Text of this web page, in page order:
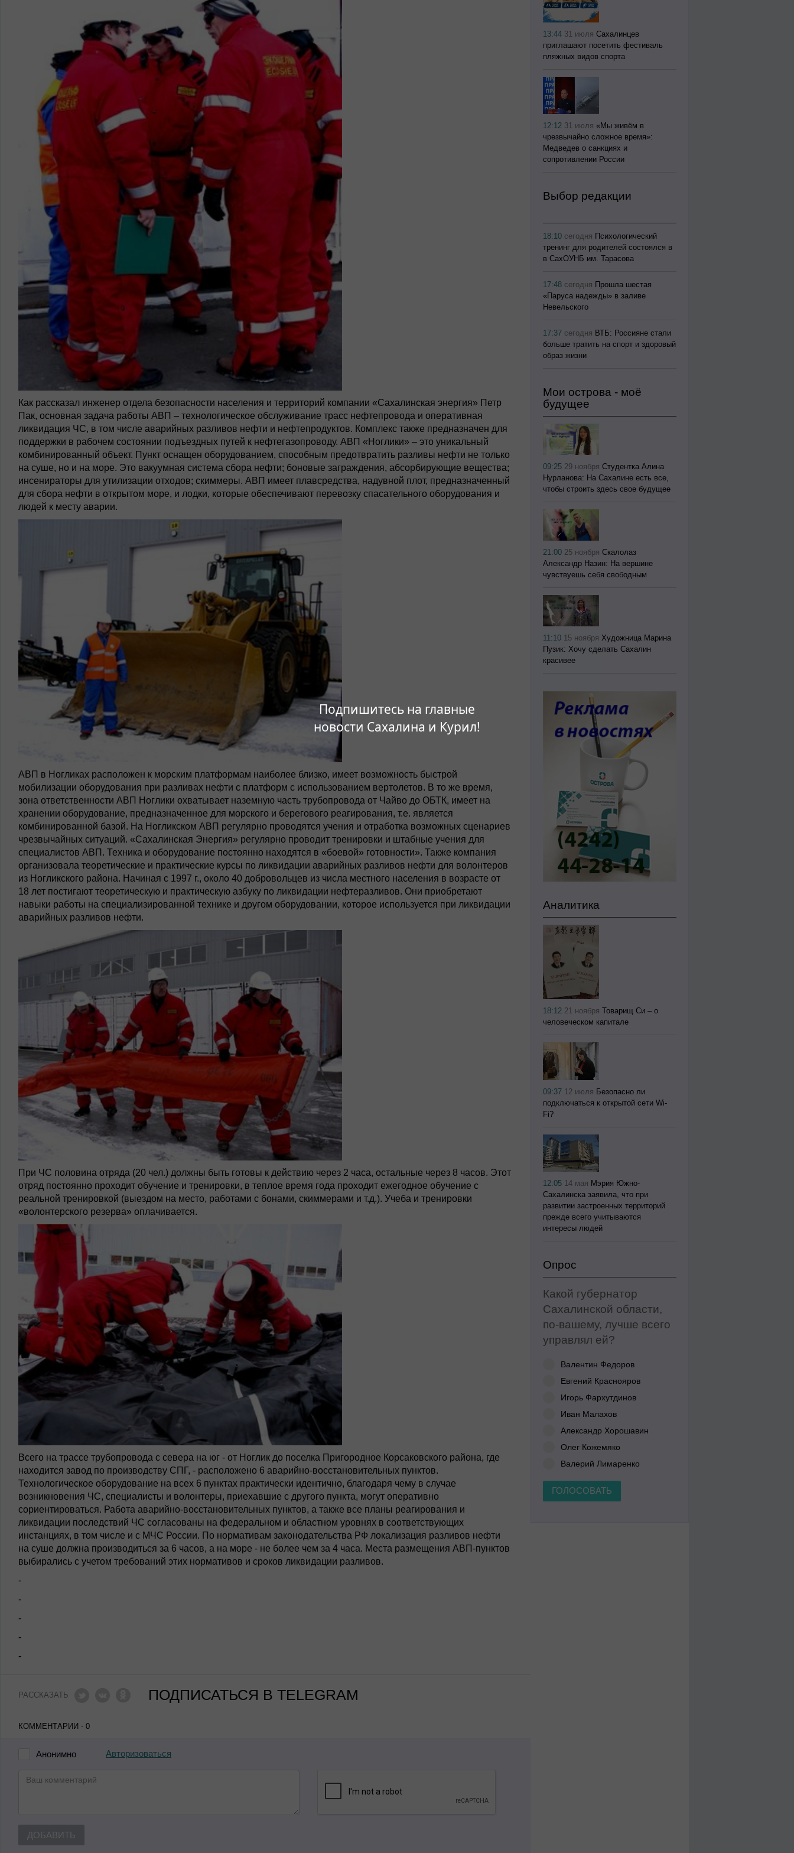
Подпишитесь на главные
новости Сахалина и Курил!
Как рассказал инженер отдела безопасности населения и территорий компании «Сахалинская энергия» Петр
Пак, основная задача работы АВП – технологическое обслуживание трасс нефтепровода и оперативная
ликвидация ЧС, в том числе аварийных разливов нефти и нефтепродуктов. Комплекс также предназначен для
поддержки в рабочем состоянии подъездных путей к нефтегазопроводу. АВП «Ноглики» – это уникальный
комбинированный объект. Пункт оснащен оборудованием, способным предотвратить разливы нефти не только
на суше, но и на море. Это вакуумная система сбора нефти; боновые заграждения, абсорбирующие вещества;
инсенираторы для утилизации отходов; скиммеры. АВП имеет плавсредства, надувной плот, предназначенный
для сбора нефти в открытом море, и лодки, которые обеспечивают перевозку спасательного оборудования и
людей к месту аварии.
АВП в Ногликах расположен к морским платформам наиболее близко, имеет возможность быстрой
мобилизации оборудования при разливах нефти с платформ с использованием вертолетов. В то же время,
зона ответственности АВП Ноглики охватывает наземную часть трубопровода от Чайво до ОБТК, имеет на
хранении оборудование, предназначенное для морского и берегового реагирования, т.е. является
комбинированной базой. На Ногликском АВП регулярно проводятся учения и отработка возможных сценариев
чрезвычайных ситуаций. «Сахалинская Энергия» регулярно проводит тренировки и штабные учения для
специалистов АВП. Техника и оборудование постоянно находятся в «боевой» готовности». Также компания
организовала теоретические и практические курсы по ликвидации аварийных разливов нефти для волонтеров
из Ногликского района. Начиная с 1997 г., около 40 добровольцев из числа местного населения в возрасте от
18 лет постигают теоретическую и практическую азбуку по ликвидации нефтеразливов. Они приобретают
навыки работы на специализированной технике и другом оборудовании, которое используется при ликвидации
аварийных разливов нефти.
При ЧС половина отряда (20 чел.) должны быть готовы к действию через 2 часа, остальные через 8 часов. Этот
отряд постоянно проходит обучение и тренировки, в теплое время года проходит ежегодное обучение с
реальной тренировкой (выездом на место, работами с бонами, скиммерами и т.д.). Учеба и тренировки
«волонтерского резерва» оплачивается.
Всего на трассе трубопровода с севера на юг - от Ноглик до поселка Пригородное Корсаковского района, где
находится завод по производству СПГ, - расположено 6 аварийно-восстановительных пунктов.
Технологическое оборудование на всех 6 пунктах практически идентично, благодаря чему в случае
возникновения ЧС, специалисты и волонтеры, приехавшие с другого пункта, могут оперативно
сориентироваться. Работа аварийно-восстановительных пунктов, а также все планы реагирования и
ликвидации последствий ЧС согласованы на федеральном и областном уровнях в соответствующих
инстанциях, в том числе и с МЧС России. По нормативам законодательства РФ локализация разливов нефти
на суше должна производиться за 6 часов, а на море - не более чем за 4 часа. Места размещения АВП-пунктов
выбирались с учетом требований этих нормативов и сроков ликвидации разливов.
-
-
-
-
-
РАССКАЗАТЬ ПОДПИСАТЬСЯ В TELEGRAM
КОММЕНТАРИИ - 0
Анонимно Авторизоваться
ДОБАВИТЬ
13:44 31 июля Сахалинцев
приглашают посетить фестиваль
пляжных видов спорта
12:12 31 июля «Мы живём в
чрезвычайно сложное время»:
Медведев о санкциях и
сопротивлении России
Выбор редакции
18:10 сегодня Психологический
тренинг для родителей состоялся в
в СахОУНБ им. Тарасова
17:48 сегодня Прошла шестая
«Паруса надежды» в заливе
Невельского
17:37 сегодня ВТБ: Россияне стали
больше тратить на спорт и здоровый
образ жизни
Мои острова - моё
будущее
09:25 29 ноября Студентка Алина
Нурланова: На Сахалине есть все,
чтобы строить здесь свое будущее
21:00 25 ноября Скалолаз
Александр Назин: На вершине
чувствуешь себя свободным
11:10 15 ноября Художница Марина
Пузик: Хочу сделать Сахалин
красивее
Аналитика
18:12 21 ноября Товарищ Си – о
человеческом капитале
09:37 12 июля Безопасно ли
подключаться к открытой сети Wi-
Fi?
12:05 14 мая Мэрия Южно-
Сахалинска заявила, что при
развитии застроенных территорий
прежде всего учитываются
интересы людей
Опрос
Какой губернатор
Сахалинской области,
по-вашему, лучше всего
управлял ей?
Валентин Федоров
Евгений Краснояров
Игорь Фархутдинов
Иван Малахов
Александр Хорошавин
Олег Кожемяко
Валерий Лимаренко
ГОЛОСОВАТЬ